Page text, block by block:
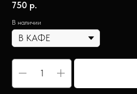
750 р.
В наличии